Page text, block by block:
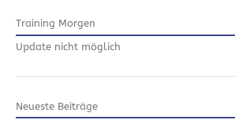
Training Morgen
Update nicht möglich
Neueste Beiträge